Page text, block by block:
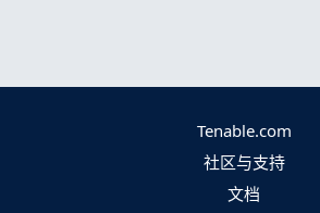
Tenable.com
社区与支持
文档